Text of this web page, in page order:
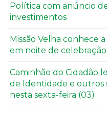
Política com anúncio
investimentos
Missão Velha conhece
em noite de
Caminhão do Cidadão
de Identidade e outros
nesta sexta-feira (03)